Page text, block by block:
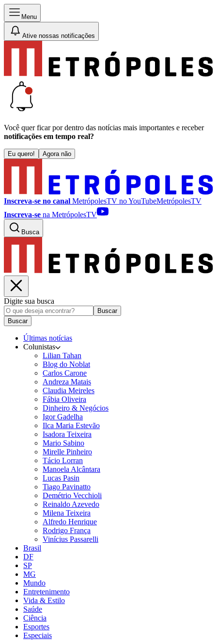
Menu
Ative nossas notificações
Você quer ficar por dentro das notícias mais importantes e receber
notificações em tempo real?
Eu quero! Agora não
Inscreva-se no canal MetrópolesTV noYouTubeMetrópolesTV
Inscreva-se na MetrópolesTV
Busca
Digite sua busca
Buscar
Buscar
Últimas notícias
Colunistas
Lilian Tahan
Blog do Noblat
Carlos Carone
Andreza Matais
Claudia Meireles
Fábia Oliveira
Dinheiro & Negócios
Igor Gadelha
Ilca Maria Estevão
Isadora Teixeira
Mario Sabino
Mirelle Pinheiro
Tácio Lorran
Manoela Alcântara
Lucas Pasin
Tiago Pavinatto
Demétrio Vecchioli
Reinaldo Azevedo
Milena Teixeira
Alfredo Henrique
Rodrigo França
Vinícius Passarelli
Brasil
DF
SP
MG
Mundo
Entretenimento
Vida & Estilo
Saúde
Ciência
Esportes
Especiais